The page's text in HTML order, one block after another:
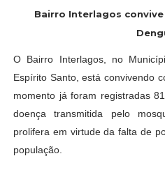
Bairro Interlagos
O Bairro Interlagos, no
Espírito Santo, está convivendo
momento já foram registradas
doença transmitida pelo
prolifera em virtude da falta de
população.